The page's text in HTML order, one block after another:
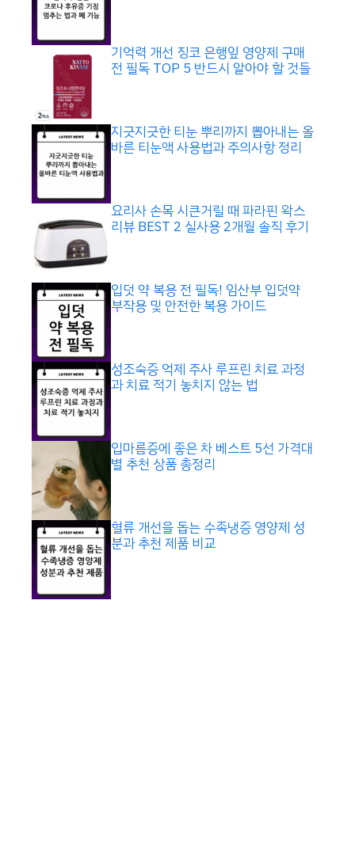
기억력 개선 징코 은행잎 영양제 구매
전 필독 TOP 5 반드시 알아야 할 것들
지긋지긋한 티눈 뿌리까지 뽑아내는 올
바른 티눈액 사용법과 주의사항 정리
요리사 손목 시큰거릴 때 파라핀 왁스
리뷰 BEST 2 실사용 2개월 솔직 후기
입덧 약 복용 전 필독! 임산부 입덧약
부작용 및 안전한 복용 가이드
성조숙증 억제 주사 루프린 치료 과정
과 치료 적기 놓치지 않는 법
입마름증에 좋은 차 베스트 5선 가격대
별 추천 상품 총정리
혈류 개선을 돕는 수족냉증 영양제 성
분과 추천 제품 비교